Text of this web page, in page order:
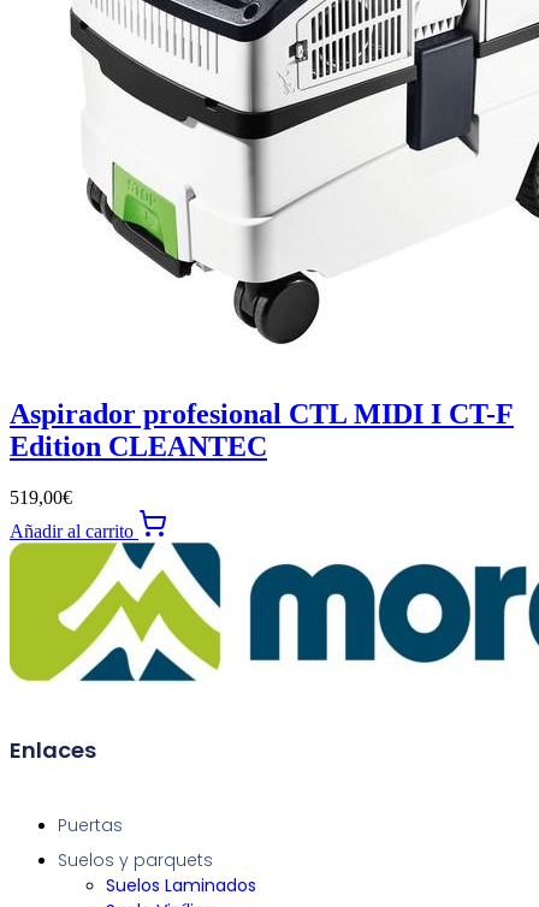
Aspirador profesional CTL MIDI I CT-F
Edition CLEANTEC
519,00€
Añadir al carrito
Enlaces
Puertas
Suelos y parquets
Suelos Laminados